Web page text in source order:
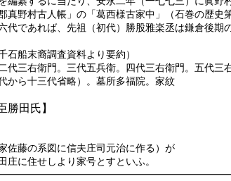
野村古人帳」の「葛西様古家中」（石巻の歴史
であれば、先祖（初代）勝股雅楽丞は鎌倉後期
船末裔調査資料より要約）
三右衛門。三代五兵衛。四代三右衛門。五代三
から十三代省略）。墓所多福院。家紋
勝田氏】
の系図に信夫庄司元治に作る）が
住せしより家号とすといふ。